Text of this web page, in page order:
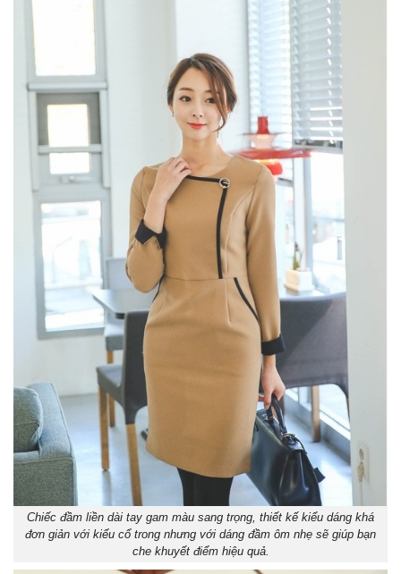
Chiếc đầm liền dài tay gam màu sang trọng, thiết kế kiểu dáng khá
đơn giản với kiểu cổ trong nhưng với dáng đầm ôm nhẹ sẽ giúp bạn
che khuyết điểm hiệu quả.